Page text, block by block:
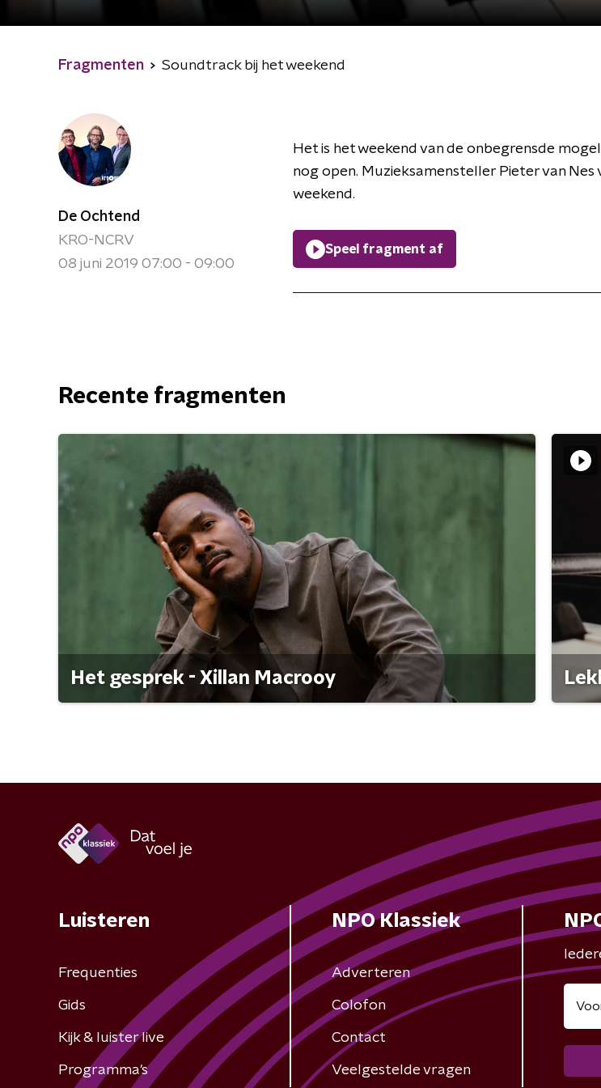
Fragmenten Soundtrack bij het weekend
De Ochtend
KRO-NCRV
08 juni 2019 07:00 - 09:00
Het is het weekend van de onbegrensde
nog open. Muzieksamensteller Pieter van
weekend.
Speel fragment af
Recente fragmenten
Het gesprek - Xillan Macrooy
Luisteren
Frequenties
Gids
Kijk & luister live
Programma's
NPO Klassiek
Adverteren
Colofon
Contact
Veelgestelde vragen